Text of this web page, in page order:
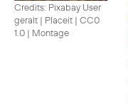
Credits: Pixabay User
geralt | Placeit | CC0
1.0 | Montage